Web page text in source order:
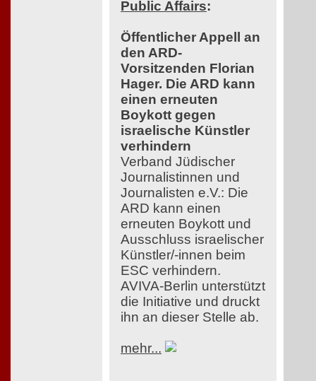
Public Affairs:
Öffentlicher Appell an
den ARD-
Vorsitzenden Florian
Hager. Die ARD kann
einen erneuten
Boykott gegen
israelische Künstler
verhindern
Verband Jüdischer
Journalistinnen und
Journalisten e.V.: Die
ARD kann einen
erneuten Boykott und
Ausschluss israelischer
Künstler/-innen beim
ESC verhindern.
AVIVA-Berlin unterstützt
die Initiative und druckt
ihn an dieser Stelle ab.
mehr...